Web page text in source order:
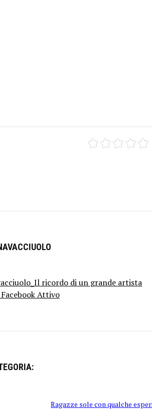
ricordo di un grande artista
Attivo
Ragazze sole con qualche